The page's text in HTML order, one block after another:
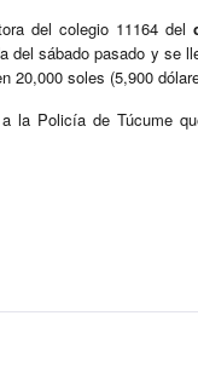
del colegio 11164 del
del sábado pasado y se
20,000 soles (5,900
la Policía de Túcume